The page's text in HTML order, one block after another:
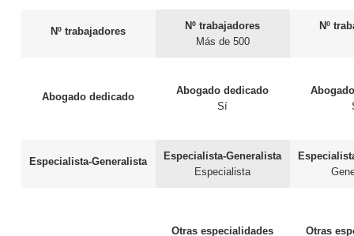
Nº trabajadores
Abogado dedicado
Especialista-Generalista
Nº trabajadores
Más de 500
Abogado dedicado
Sí
Especialista-Generalista
Especialista
Otras especialidades
Nº
Otras